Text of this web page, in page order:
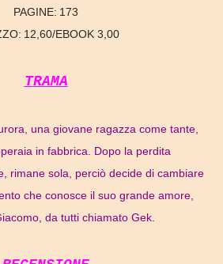
PAGINE: 173
12,60/EBOOK 3,00
TRAMA
una giovane ragazza come tante,
in fabbrica. Dopo la perdita
rimane sola, perciò decide di cambiare
che conosce il suo grande amore,
da tutti chiamato Gek.